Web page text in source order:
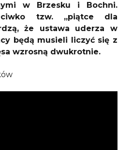
w Brzesku i Bochni.
tzw. „piątce dla
że ustawa uderza w
będą musieli liczyć się z
wzrosną dwukrotnie.